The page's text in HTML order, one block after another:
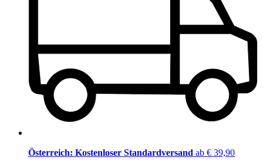
Österreich: Kostenloser Standardversand ab € 39,90